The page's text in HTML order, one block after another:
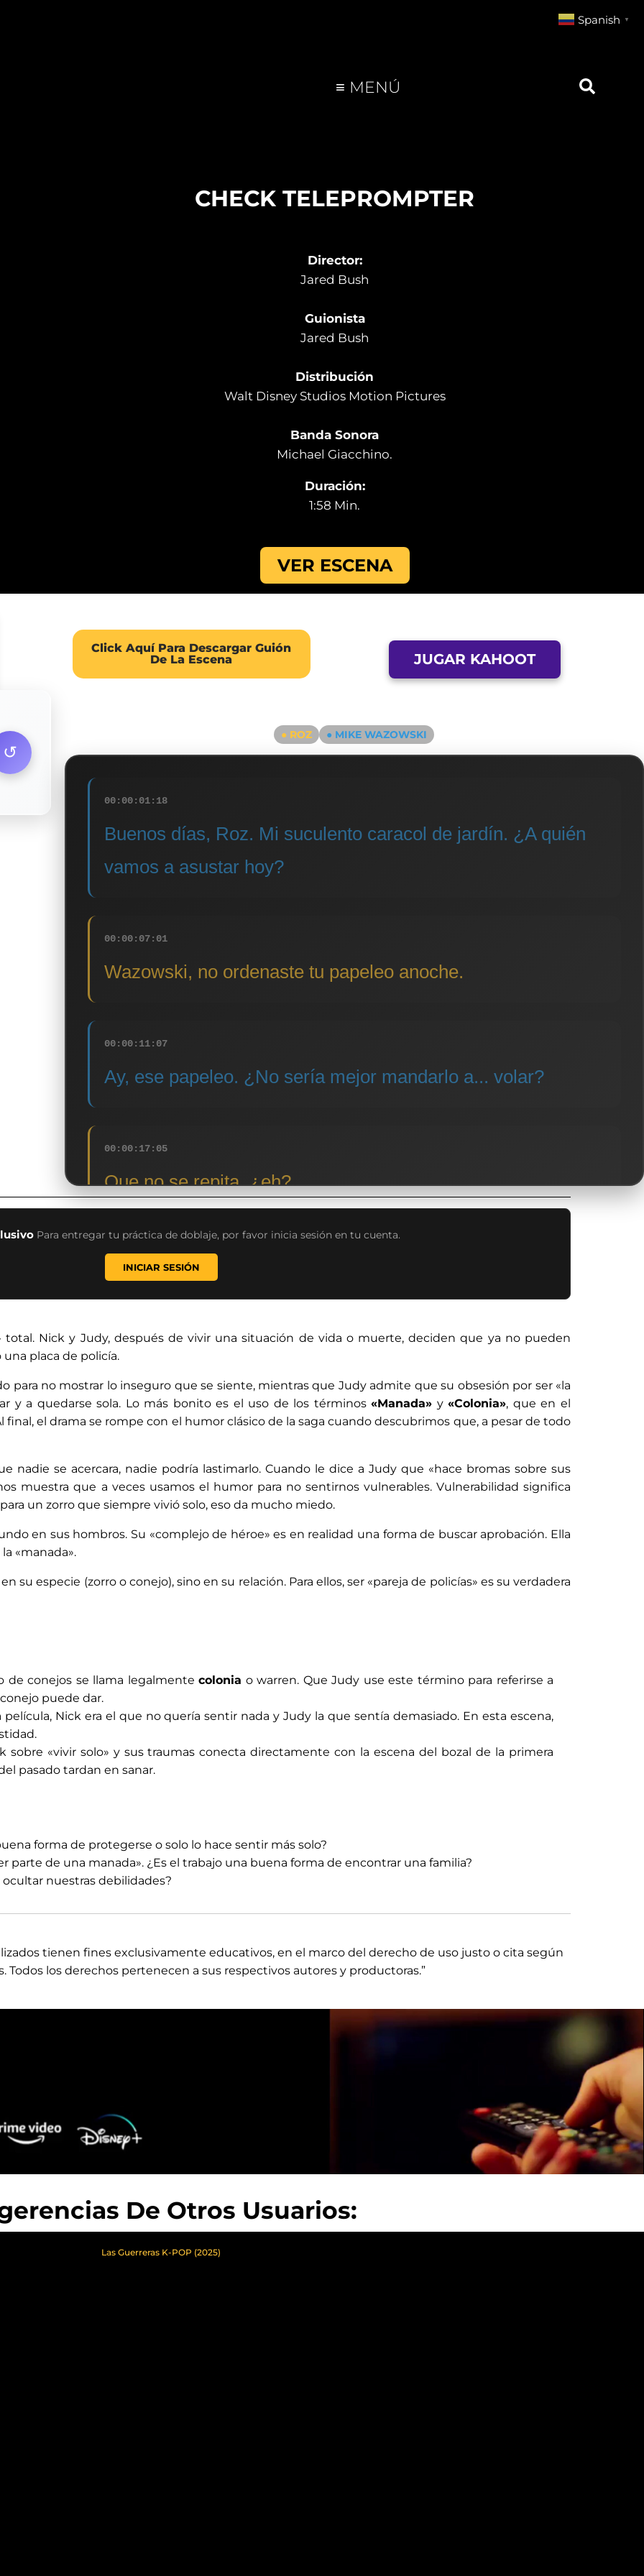
≡ MENÚ
CHECK TELEPROMPTER
Director:
Jared Bush
Guionista
Jared Bush
Distribución
Walt Disney Studios Motion Pictures
Banda Sonora
Michael Giacchino.
Duración:
1:58 Min.
VER ESCENA
Click Aquí Para Descargar Guión
De La Escena
JUGAR KAHOOT
↺
● ROZ ● MIKE WAZOWSKI
00:00:01:18
Buenos días, Roz. Mi suculento caracol de jardín. ¿A quién
vamos a asustar hoy?
00:00:07:01
Wazowski, no ordenaste tu papeleo anoche.
00:00:11:07
Ay, ese papeleo. ¿No sería mejor mandarlo a... volar?
00:00:17:05
Que no se repita, ¿eh?
00:00:21:03
Sí, claro. Seré más... cuidadoso.
00:00:23:06
¡Cuidate, Wazowski! ¡Cuidadito! Te estoy vigilando...
Para entregar tu práctica de doblaje, por favor inicia sesión en tu cuenta.
INICIAR SESIÓN
total. Nick y Judy, después de vivir una situación de vida o muerte, deciden que ya no pueden
placa de policía.
para no mostrar lo inseguro que se siente, mientras que Judy admite que su obsesión por ser «la
y a quedarse sola. Lo más bonito es el uso de los términos«Manada» y«Colonia», que en el
el drama se rompe con el humor clásico de la saga cuando descubrimos que, a pesar de todo
nadie se acercara, nadie podría lastimarlo. Cuando le dice a Judy que «hace bromas sobre sus
muestra que a veces usamos el humor para no sentirnos vulnerables. Vulnerabilidad significa
un zorro que siempre vivió solo, eso da mucho miedo.
en sus hombros. Su «complejo de héroe» es en realidad una forma de buscar aprobación. Ella
«manada».
su especie (zorro o conejo), sino en su relación. Para ellos, ser «pareja de policías» es su verdadera
de conejos se llama legalmentecolonia owarren. Que Judy use este término para referirse a
puede dar.
Nick era el que no quería sentir nada y Judy la que sentía demasiado. En esta escena,
«vivir solo» y sus traumas conecta directamente con la escena del bozal de la primera
pasado tardan en sanar.
forma de protegerse o solo lo hace sentir más solo?
parte de una manada». ¿Es el trabajo una buena forma de encontrar una familia?
nuestras debilidades?
tienen fines exclusivamente educativos, en el marco del derecho de uso justo o cita según
Todos los derechos pertenecen a sus respectivos autores y productoras.”
De Otros Usuarios:
Las Guerreras K-POP (2025)
Spanish ▼